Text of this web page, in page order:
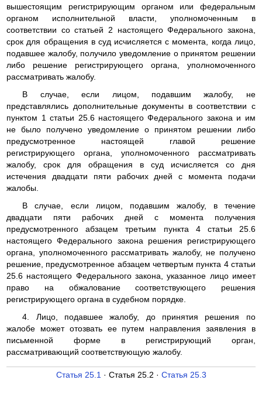
вышестоящим регистрирующим органом или федеральным
органом исполнительной власти, уполномоченным в
соответствии со статьей 2 настоящего Федерального закона,
срок для обращения в суд исчисляется с момента, когда лицо,
подавшее жалобу, получило уведомление о принятом решении
либо решение регистрирующего органа, уполномоченного
рассматривать жалобу.
В случае, если лицом, подавшим жалобу, не
представлялись дополнительные документы в соответствии с
пунктом 1 статьи 25.6 настоящего Федерального закона и им
не было получено уведомление о принятом решении либо
предусмотренное настоящей главой решение
регистрирующего органа, уполномоченного рассматривать
жалобу, срок для обращения в суд исчисляется со дня
истечения двадцати пяти рабочих дней с момента подачи
жалобы.
В случае, если лицом, подавшим жалобу, в течение
двадцати пяти рабочих дней с момента получения
предусмотренного абзацем третьим пункта 4 статьи 25.6
настоящего Федерального закона решения регистрирующего
органа, уполномоченного рассматривать жалобу, не получено
решение, предусмотренное абзацем четвертым пункта 4 статьи
25.6 настоящего Федерального закона, указанное лицо имеет
право на обжалование соответствующего решения
регистрирующего органа в судебном порядке.
4. Лицо, подавшее жалобу, до принятия решения по
жалобе может отозвать ее путем направления заявления в
письменной форме в регистрирующий орган,
рассматривающий соответствующую жалобу.
Статья 25.1· Статья 25.2 · Статья 25.3